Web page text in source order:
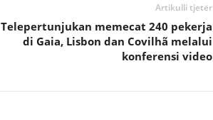
Artikulli tjetër
Telepertunjukan memecat 240 pekerja
di Gaia, Lisbon dan Covilhã melalui
konferensi video